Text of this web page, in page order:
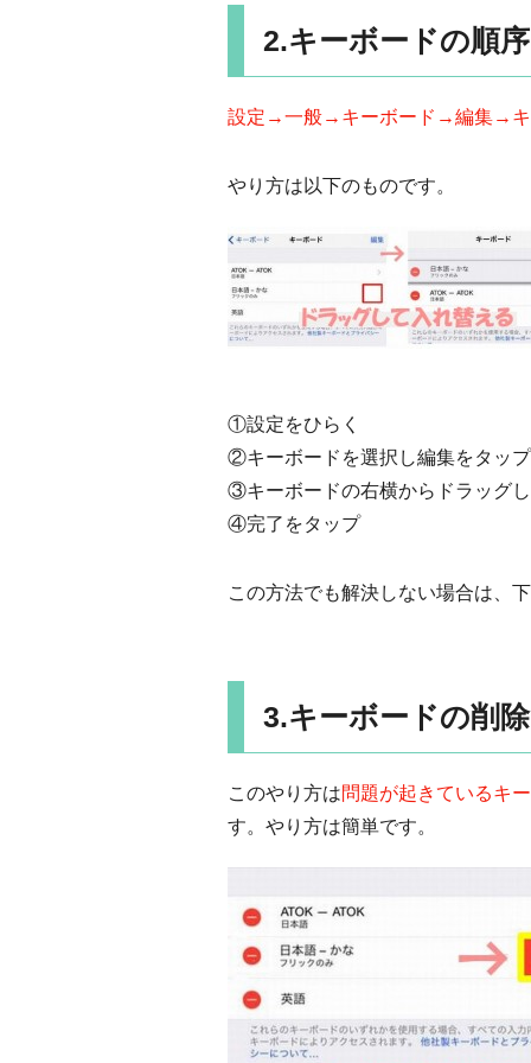
2.キーボードの順
設定→一般→キーボード→編集→キ
やり方は以下のものです。
①設定をひらく
②キーボードを選択し編集をタップ
③キーボードの右横からドラッグ
④完了をタップ
この方法でも解決しない場合は、
3.キーボードの削
このやり方は問題が起きているキ
す。やり方は簡単です。